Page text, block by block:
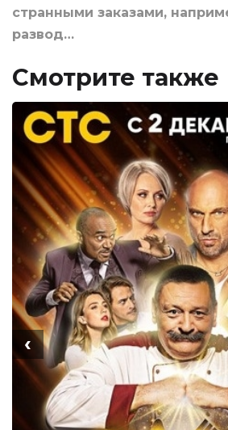
странными заказами,
развод…
Смотрите также
‹